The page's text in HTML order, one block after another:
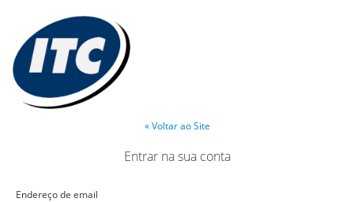
« Voltar ao Site
Entrar na sua conta
Endereço de email